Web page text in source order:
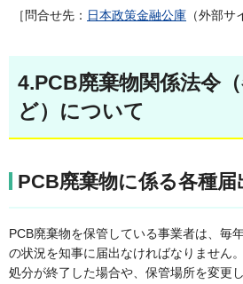
［問合せ先： 日本政策金融公庫 （外部サ
4.PCB廃棄物関係法令
ど）について
PCB廃棄物に係る各種届
PCB廃棄物を保管している事業者は、毎
の状況を知事に届出なければなりません
処分が終了した場合や、保管場所を変更